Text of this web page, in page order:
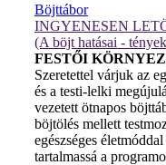
Böjttábor
INGYENESEN
(A böjt hatásai -
FESTŐI
Szeretettel várjuk az
és a testi-lelki
vezetett ötnapos
böjtölés mellett
egészséges
tartalmassá a